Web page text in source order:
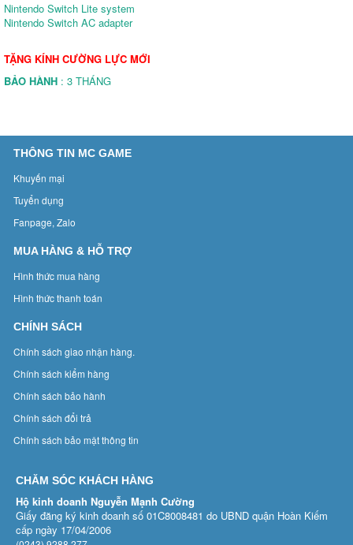
Nintendo Switch Lite system
Nintendo Switch AC adapter
TẶNG KÍNH CƯỜNG LỰC MỚI
BẢO HÀNH : 3 THÁNG
THÔNG TIN MC GAME
Khuyến mại
Tuyển dụng
Fanpage, Zalo
MUA HÀNG & HỖ TRỢ
Hình thức mua hàng
Hình thức thanh toán
CHÍNH SÁCH
Chính sách giao nhận hàng.
Chính sách kiểm hàng
Chính sách bảo hành
Chính sách đổi trả
Chính sách bảo mật thông tin
CHĂM SÓC KHÁCH HÀNG
Hộ kinh doanh Nguyễn Mạnh Cường
Giấy đăng ký kinh doanh số 01C8008481 do UBND quận Hoàn Kiếm
cấp ngày 17/04/2006